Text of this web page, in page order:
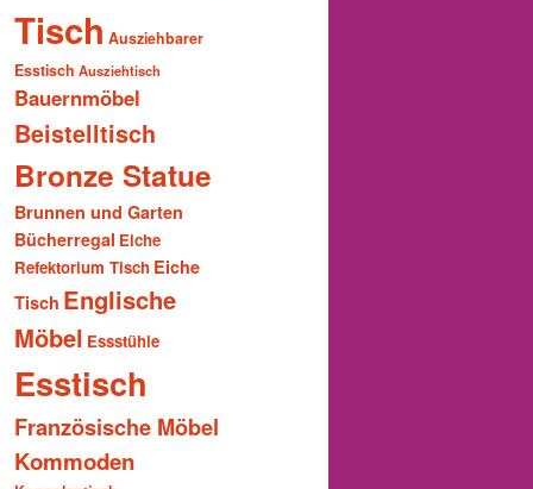
Tisch Ausziehbarer
Esstisch Ausziehtisch
Bauernmöbel
Beistelltisch
Bronze Statue
Brunnen und Garten
Bücherregal Eiche
Refektorium Tisch Eiche
Tisch Englische
Möbel Essstühle
Esstisch
Französische Möbel
Kommoden